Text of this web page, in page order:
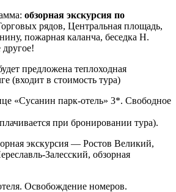
обзорная экскурсия по
рядов, Центральная площадь,
пожарная каланча, беседка Н.
предложена теплоходная
(входит в стоимость тура)
«Сусанин парк-отель» 3*. Свободное
при бронировании тура).
экскурсия — Ростов Великий,
Залесский, обзорная
Освобождение номеров.